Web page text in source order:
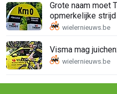
Grote naam moet
opmerkelijke strijd
Visma mag